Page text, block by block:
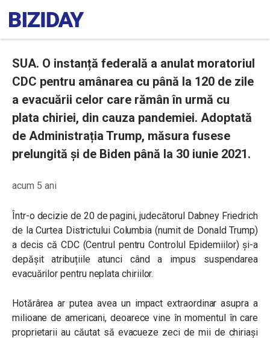
SUA. O instanță federală a anulat moratoriul
CDC pentru amânarea cu până la 120 de zile
a evacuării celor care rămân în urmă cu
plata chiriei, din cauza pandemiei. Adoptată
de Administrația Trump, măsura fusese
prelungită și de Biden până la 30 iunie 2021.
acum 5 ani
Într-o decizie de 20 de pagini, judecătorul Dabney Friedrich
de la Curtea Districtului Columbia (numit de Donald Trump)
a decis că CDC (Centrul pentru Controlul Epidemiilor) și-a
depășit atribuțiile atunci când a impus suspendarea
evacuărilor pentru neplata chiriilor.
Hotărârea ar putea avea un impact extraordinar asupra a
milioane de americani, deoarece vine în momentul în care
proprietarii au căutat să evacueze zeci de mii de chiriași